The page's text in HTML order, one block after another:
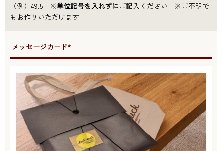
（例）49.5 ※単位記号を入れずに ご記入ください ※ご不明で
もお作りいただけます
●メッセージカード*